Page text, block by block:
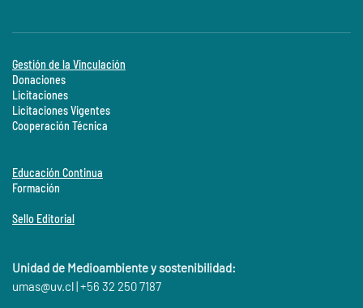
Gestión de la Vinculación
Donaciones
Licitaciones
Licitaciones Vigentes
Cooperación Técnica
Educación Continua
Formación
Sello Editorial
Unidad de Medioambiente y sostenibilidad:
umas@uv.cl| +56 32 250 7187